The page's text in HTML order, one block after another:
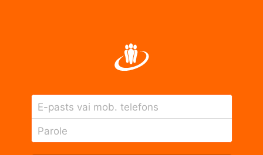
E-pasts vai mob. telefons
Parole